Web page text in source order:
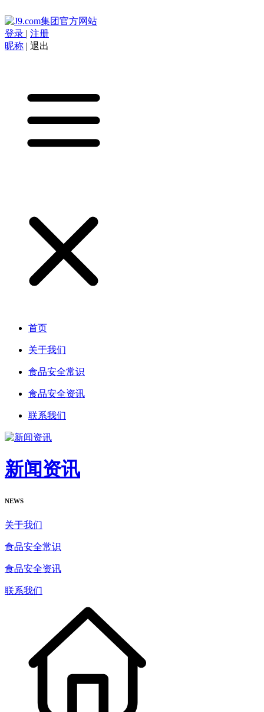
登录 | 注册
昵称 | 退出
首页
关于我们
食品安全常识
食品安全资讯
联系我们
新闻资讯
NEWS
关于我们
食品安全常识
食品安全资讯
联系我们